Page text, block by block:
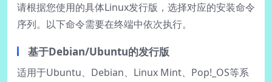
请根据您使用的具体Linux发行版，选择对应的安装命令
序列。以下命令需要在终端中依次执行。
基于Debian/Ubuntu的发行版
适用于Ubuntu、Debian、Linux Mint、Pop!_OS等系